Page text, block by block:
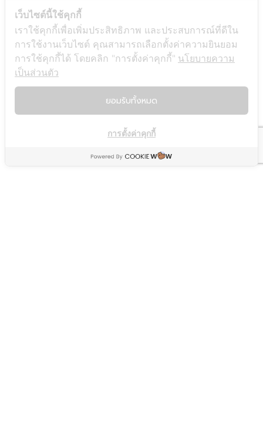
สรุปหนังสือ Be Useful บทเรียนชีวิตจากอาร์โนลด์ ชวาร์เซเน็ก
เกอร์
7 หนังสือเปลี่ยนชีวิต เริ่มต้นพัฒนาตัวเอง
แนะนำหนังสือเตรียมสอบเข้าคณะแพทย์
แนะนำหนังสือเตรียมสอบโทอิค (TOEIC) 2024 ให้ได้คะแนนสูง
ที่สุด
เว็บไซต์นี้ใช้คุกกี้
เราใช้คุกกี้เพื่อเพิ่มประสิทธิภาพ และประสบการณ์ที่ดีใน
การใช้งานเว็บไซต์ คุณสามารถเลือกตั้งค่าความยินยอม
การใช้คุกกี้ได้ โดยคลิก "การตั้งค่าคุกกี้" นโยบายความ
เป็นส่วนตัว
ยอมรับทั้งหมด
การตั้งค่าคุกกี้